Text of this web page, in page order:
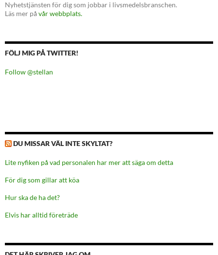
Nyhetstjänsten för dig som jobbar i livsmedelsbranschen.
Läs mer påvår webbplats.
FÖLJ MIG PÅ TWITTER!
Follow @stellan
DU MISSAR VÄL INTE SKYLTAT?
Lite nyfiken på vad personalen har mer att säga om detta
För dig som gillar att köa
Hur ska de ha det?
Elvis har alltid företräde